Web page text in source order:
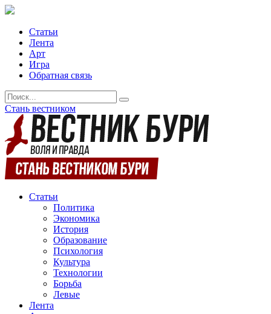
Статьи
Лента
Арт
Игра
Обратная связь
Стань вестником
Статьи
Политика
Экономика
История
Образование
Психология
Культура
Технологии
Борьба
Левые
Лента